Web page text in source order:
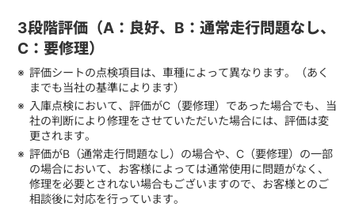
3段階評価（A：良好、B：通常走行問題なし、
C：要修理）
評価シートの点検項目は、車種によって異なります。（あく
までも当社の基準によります）
入庫点検において、評価がC（要修理）であった場合でも、当
社の判断により修理をさせていただいた場合には、評価は変
更されます。
評価がB（通常走行問題なし）の場合や、C（要修理）の一部
の場合において、お客様によっては通常使用に問題がなく、
修理を必要とされない場合もございますので、お客様とのご
相談後に対応を行っています。